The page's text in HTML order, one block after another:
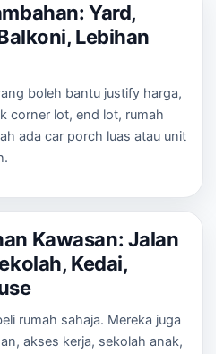
Yard,
Lebihan
boleh bantu justify harga,
corner lot, end lot, rumah
ada car porch luas atau unit
Kawasan: Jalan
Kedai,
rumah sahaja. Mereka juga
akses kerja, sekolah anak,